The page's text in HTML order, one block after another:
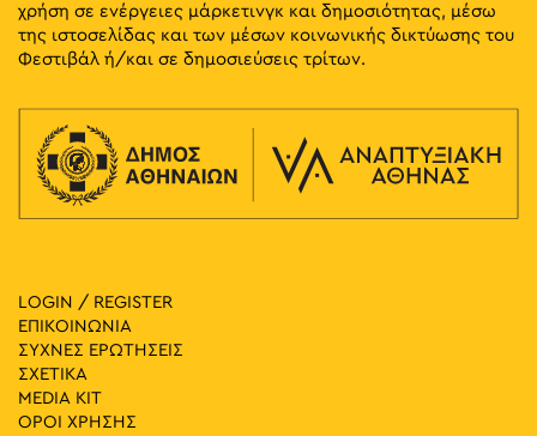
χρήση σε ενέργειες μάρκετινγκ και δημοσιότητας, μέσω
της ιστοσελίδας και των μέσων κοινωνικής δικτύωσης του
Φεστιβάλ ή/και σε δημοσιεύσεις τρίτων.
LOGIN / REGISTER
ΕΠΙΚΟΙΝΩΝΙΑ
ΣΥΧΝΕΣ ΕΡΩΤΗΣΕΙΣ
ΣΧΕΤΙΚΑ
MEDIA ΚIT
ΟΡΟΙ ΧΡΗΣΗΣ